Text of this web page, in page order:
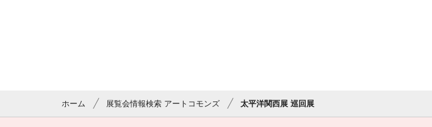
ホーム 展覧会情報検索 アートコモンズ 太平洋関西展 巡回展